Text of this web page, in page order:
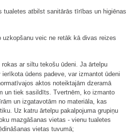
tualetes atbilst sanitārās tīrības un higiēnas
uzkopšanu veic ne retāk kā divas reizes
ar siltu tekošu ūdeni. Ja ārtelpu
ūdens padeve, var izmantot ūdeni
aktos noteiktajām dzeramā
un tiek sasildīts. Tvertnēm, ko izmanto
un izgatavotām no materiāla, kas
Uz katru ārtelpu pakalpojuma grupiņu
mazgāšanas vietas - vienu tualetes
vietas tuvumā;